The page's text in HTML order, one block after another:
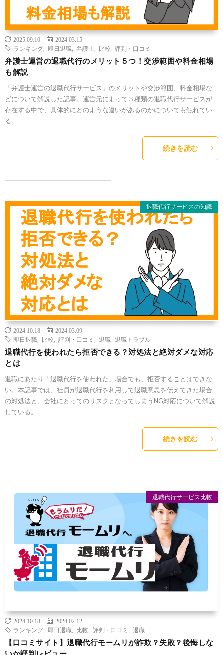
2025.09.10
2024.03.15
ランキング
即日退職 弁護士 比較 評判・口コミ
弁護士運営の退職代行のメリット５つ！交渉範囲や料金相場
も解説
「弁護士運営の退職代行サービス」のメリットや交渉範囲、料金相場な
どについて解説した記事。運営元によって３種類の退職代行サービスが
存在する中で、具体的にどのような違いがあるのかについても触れてい
る。
続きを読む
退職代行サービスの知識
2024.10.18
2024.03.09
即日退職
比較 評判・口コミ 退職 退職トラブル
退職代行を使われたら拒否できる？対処法と絶対ダメな対応
とは
退職にあたり「退職代行を使われた」場合でも、拒否することはできな
い。本記事では、社員が退職代行を利用して退職意思を伝えてきた場合
の対処法と、会社にとってのリスクとなってしまうNG対応について解説
している。
続きを読む
退職代行サービス比較
2024.10.18
2024.02.12
ランキング
即日退職 比較 評判・口コミ 退職
【口コミサイト】退職代行モームリが詐欺？失敗？後悔しな
いか評判レビュー